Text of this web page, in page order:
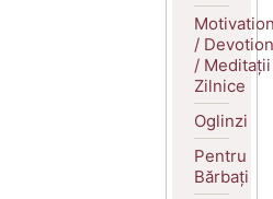
/
/ Meditații
Zilnice
Oglinzi
Pentru
Bărbați